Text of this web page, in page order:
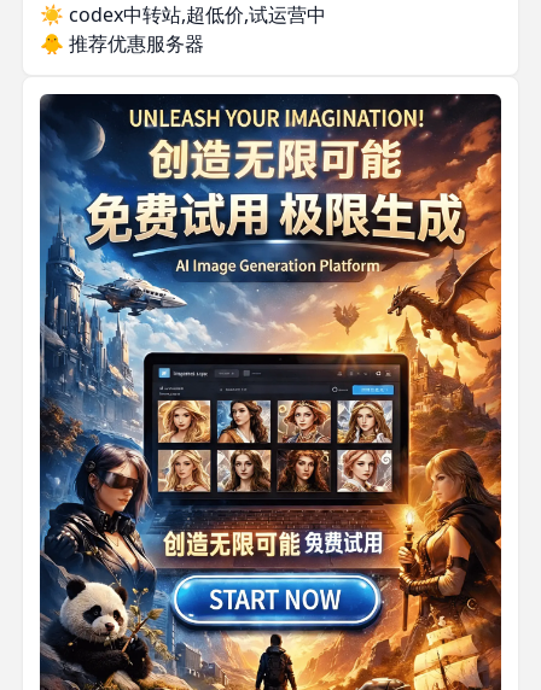
☀️ codex中转站,超低价,试运营中
🐥 推荐优惠服务器